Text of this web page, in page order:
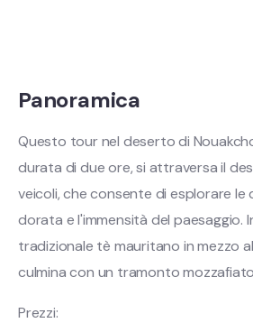
Panoramica
Questo tour nel deserto di
durata di due ore, si attraversa il
veicoli, che consente di esplorare le
dorata e l'immensità del paesaggio.
tradizionale tè mauritano in mezzo
culmina con un tramonto
Prezzi: